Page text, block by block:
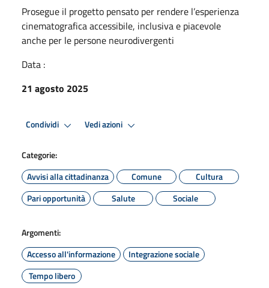
Prosegue il progetto pensato per rendere l’esperienza
cinematografica accessibile, inclusiva e piacevole
anche per le persone neurodivergenti
Data :
21 agosto 2025
Condividi Vedi azioni
Categorie:
Avvisi alla cittadinanza
Comune
Cultura
Pari opportunità
Salute Sociale
Argomenti:
Accesso all'informazione
Integrazione sociale
Tempo libero